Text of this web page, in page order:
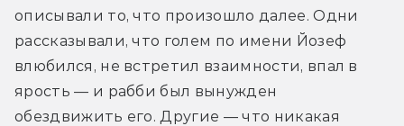
описывали то, что произошло далее. Одни
рассказывали, что голем по имени Йозеф
влюбился, не встретил взаимности, впал в
ярость — и рабби был вынужден
обездвижить его. Другие — что никакая